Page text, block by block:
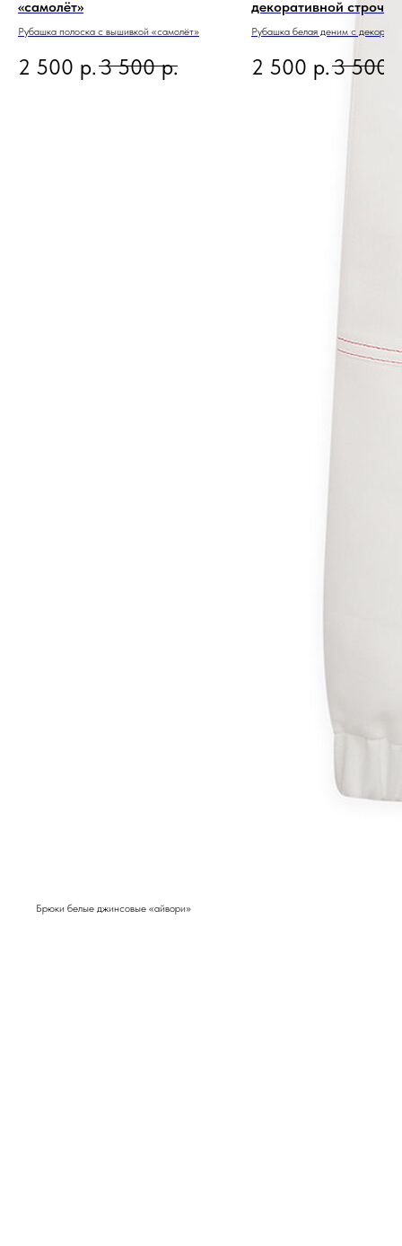
Брюки белые джинсовые «айвори»
«самолёт»
Рубашка полоска с вышивкой «самолёт»
2 500 р.3 500 р.
декоративной
вышивкой
Рубашка белая деним с
2 500 р.3 500